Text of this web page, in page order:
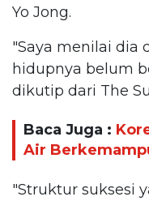
Yo Jong.
"Saya menilai dia
hidupnya belum
dikutip dari The
Baca Juga :
Air
"Struktur suksesi